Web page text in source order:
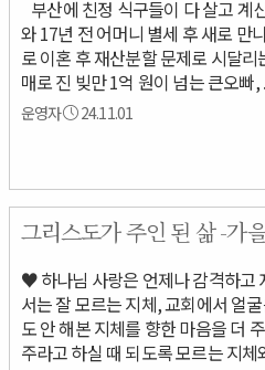
부산에 친정 식구들이 다 살고 계
와 17년 전 어머니 별세 후 새로 만
로 이혼 후 재산분할 문제로 시달
매로 진 빚만 1억 원이 넘는 큰오빠,
운영자 24.11.01
그리스도가 주인 된 삶 -가
♥ 하나님 사랑은 언제나 감격하고
서는 잘 모르는 지체, 교회에서 얼
도 안 해본 지체를 향한 마음을 더
주라고 하실 때 되도록 모르는 지체